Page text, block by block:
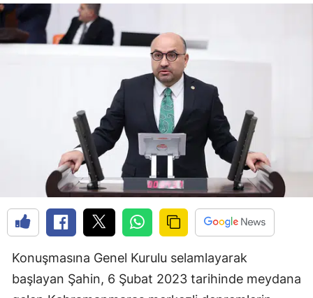
Konuşmasına Genel Kurulu selamlayarak
başlayan Şahin, 6 Şubat 2023 tarihinde meydana